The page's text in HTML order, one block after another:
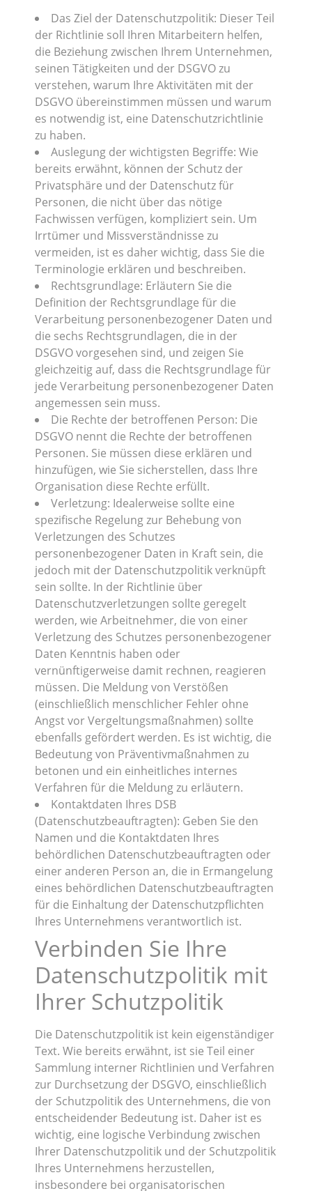
Das Ziel der Datenschutzpolitik: Dieser Teil
der Richtlinie soll Ihren Mitarbeitern helfen,
die Beziehung zwischen Ihrem Unternehmen,
seinen Tätigkeiten und der DSGVO zu
verstehen, warum Ihre Aktivitäten mit der
DSGVO übereinstimmen müssen und warum
es notwendig ist, eine Datenschutzrichtlinie
zu haben.
Auslegung der wichtigsten Begriffe: Wie
bereits erwähnt, können der Schutz der
Privatsphäre und der Datenschutz für
Personen, die nicht über das nötige
Fachwissen verfügen, kompliziert sein. Um
Irrtümer und Missverständnisse zu
vermeiden, ist es daher wichtig, dass Sie die
Terminologie erklären und beschreiben.
Rechtsgrundlage: Erläutern Sie die
Definition der Rechtsgrundlage für die
Verarbeitung personenbezogener Daten und
die sechs Rechtsgrundlagen, die in der
DSGVO vorgesehen sind, und zeigen Sie
gleichzeitig auf, dass die Rechtsgrundlage für
jede Verarbeitung personenbezogener Daten
angemessen sein muss.
Die Rechte der betroffenen Person: Die
DSGVO nennt die Rechte der betroffenen
Personen. Sie müssen diese erklären und
hinzufügen, wie Sie sicherstellen, dass Ihre
Organisation diese Rechte erfüllt.
Verletzung: Idealerweise sollte eine
spezifische Regelung zur Behebung von
Verletzungen des Schutzes
personenbezogener Daten in Kraft sein, die
jedoch mit der Datenschutzpolitik verknüpft
sein sollte. In der Richtlinie über
Datenschutzverletzungen sollte geregelt
werden, wie Arbeitnehmer, die von einer
Verletzung des Schutzes personenbezogener
Daten Kenntnis haben oder
vernünftigerweise damit rechnen, reagieren
müssen. Die Meldung von Verstößen
(einschließlich menschlicher Fehler ohne
Angst vor Vergeltungsmaßnahmen) sollte
ebenfalls gefördert werden. Es ist wichtig, die
Bedeutung von Präventivmaßnahmen zu
betonen und ein einheitliches internes
Verfahren für die Meldung zu erläutern.
Kontaktdaten Ihres DSB
(Datenschutzbeauftragten): Geben Sie den
Namen und die Kontaktdaten Ihres
behördlichen Datenschutzbeauftragten oder
einer anderen Person an, die in Ermangelung
eines behördlichen Datenschutzbeauftragten
für die Einhaltung der Datenschutzpflichten
Ihres Unternehmens verantwortlich ist.
Verbinden Sie Ihre
Datenschutzpolitik mit
Ihrer Schutzpolitik
Die Datenschutzpolitik ist kein eigenständiger
Text. Wie bereits erwähnt, ist sie Teil einer
Sammlung interner Richtlinien und Verfahren
zur Durchsetzung der DSGVO, einschließlich
der Schutzpolitik des Unternehmens, die von
entscheidender Bedeutung ist. Daher ist es
wichtig, eine logische Verbindung zwischen
Ihrer Datenschutzpolitik und der Schutzpolitik
Ihres Unternehmens herzustellen,
insbesondere bei organisatorischen